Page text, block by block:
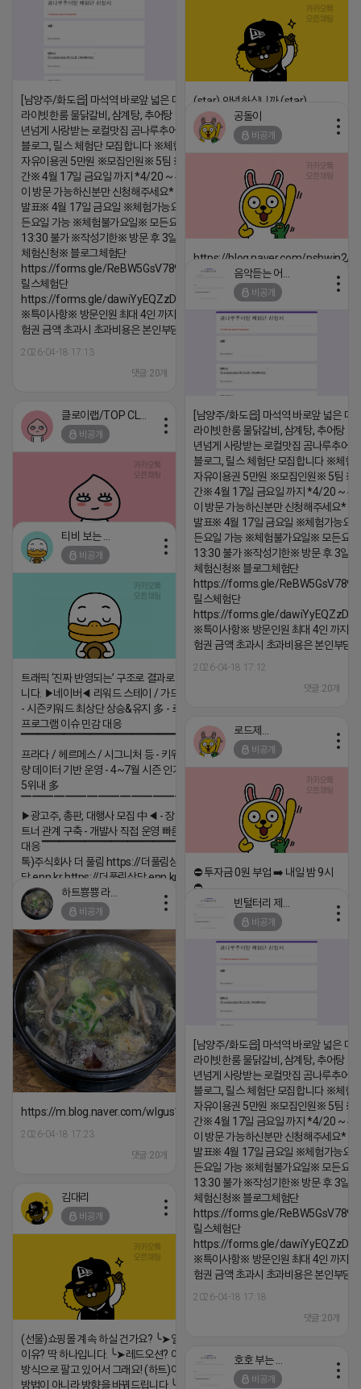
[남양주/화도읍] 마석역 바로앞 넓은 매장과, 프
라이빗한룸 물닭갈비, 삼계탕, 추어탕 맛집 10
년넘게 사랑받는 로컬맛집 곰나루추어탕에서
블로그, 릴스 체험단 모집합니다 ※체험메뉴※
자유이용권 5만원 ※모집인원※ 5팀 ※모집기
간※ 4월 17일 금요일 까지 *4/20 ~ 4/26 사
이 방문 가능하신분만 신청해주세요* ※체험단
발표※ 4월 17일 금요일 ※체험가능요일※ 모
든요일 가능 ※체험불가요일※ 모든요일 12 ~
13:30 불가 ※작성기한※ 방문 후 3일 이내 ※
체험신청※ 블로그체험단
https://forms.gle/ReBW5GsV789ur2Pz6
릴스체험단
https://forms.gle/dawiYyEQZzDdqf8W8
※특이사항※ 방문인원 최대 4인 까지 가능 체
험권 금액 초과시 초과비용은 본인부담입니다.
2026-04-18 17:13
댓글:20개
(star) 안녕하십니까 (star)
2026-04-18 17:12
공돌이
비공개
https://blog.naver.com/pshwin2/
2026-04-18 17:12
비공개
[남양주/화도읍] 마석역 바로앞 넓은 매
라이빗한룸 물닭갈비, 삼계탕, 추어탕 맛
년넘게 사랑받는 로컬맛집 곰나루추어
블로그, 릴스 체험단 모집합니다 ※체험
자유이용권 5만원 ※모집인원※ 5팀 ※
간※ 4월 17일 금요일 까지 *4/20 ~ 4/
이 방문 가능하신분만 신청해주세요* ※
발표※ 4월 17일 금요일 ※체험가능요
든요일 가능 ※체험불가요일※ 모든요
13:30 불가 ※작성기한※ 방문 후 3일
체험신청※ 블로그체험단
https://forms.gle/
릴스체험단
https://forms.gle/
※특이사항※ 방문인원 최대 4인 까지
험권 금액 초과시 초과비용은 본인부담
2026-04-18 17:12
댓글:20개
비공개
2026-04-18 17:05
비공개
트래픽 ‘진짜 반영되는’ 구조로 결과로 보여드립
니다. ▶네이버◀ 리워드 스테이 / 가드 / 자몽 등
- 시즌키워드 최상단 상승&유지 多 - 로직변화,
프로그램 이슈 민감 대응
▔▔▔▔▔▔▔▔▔▔▔▔▔▔▔▔▔▔ ▶쿠팡◀
프라다 / 헤르메스 / 시그니처 등 - 키워드 검색
량 데이터 기반 운영 - 4~7월 시즌 인기 키워드
5위내 多
▔▔▔▔▔▔▔▔▔▔▔▔▔▔▔▔▔▔
▶광고주, 총판, 대행사 모집 中◀ - 장기 협업 파
트너 관계 구축 - 개발사 직접 운영 빠른 피드백
대응 ▔▔▔▔▔▔▔▔▔▔▔▔▔▔▔▔▔▔ (카
톡)주식회사 더 풀림 https://더풀림상
담.enn.kr https://더풀림상담.enn.kr
2026-04-18 17:26
비공개
⛔️ 투자금 0원 부업 ➡️ 내일 밤 9시
⛔️
2026-04-18 17:23
하트뿅뿅 라이언
비공개
https://m.blog.naver.com/wlgus1647/224253846149
2026-04-18 17:23
댓글:20개
비공개
[남양주/화도읍] 마석역 바로앞 넓은 매
라이빗한룸 물닭갈비, 삼계탕, 추어탕 맛
년넘게 사랑받는 로컬맛집 곰나루추어
블로그, 릴스 체험단 모집합니다 ※체험
자유이용권 5만원 ※모집인원※ 5팀 ※
간※ 4월 17일 금요일 까지 *4/20 ~ 4/
이 방문 가능하신분만 신청해주세요* ※
발표※ 4월 17일 금요일 ※체험가능요
든요일 가능 ※체험불가요일※ 모든요
13:30 불가 ※작성기한※ 방문 후 3일
체험신청※ 블로그체험단
https://forms.gle/
릴스체험단
https://forms.gle/
※특이사항※ 방문인원 최대 4인 까지
험권 금액 초과시 초과비용은 본인부담
2026-04-18 17:18
댓글:20개
김대리
비공개
(선물)쇼핑몰 계속 하실 건가요? ╰➤열심히 해도 안되는
이유? 딱 하나입니다. ╰➤레드오션? 아니요! ╰➤모두 같은
방식으로 팔고 있어서 그래요! (하트)이번엔 다릅니다. ╰➤
방법이 아니라 방향을 바꿔드립니다 ╰➤4월 21일(화) 저비공개